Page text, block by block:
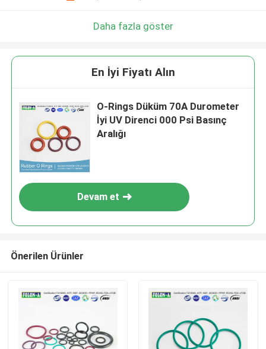
Daha fazla göster
En İyi Fiyatı Alın
O-Rings Düküm 70A Durometer
İyi UV Direnci 000 Psi Basınç
Aralığı
Devam et
Önerilen Ürünler